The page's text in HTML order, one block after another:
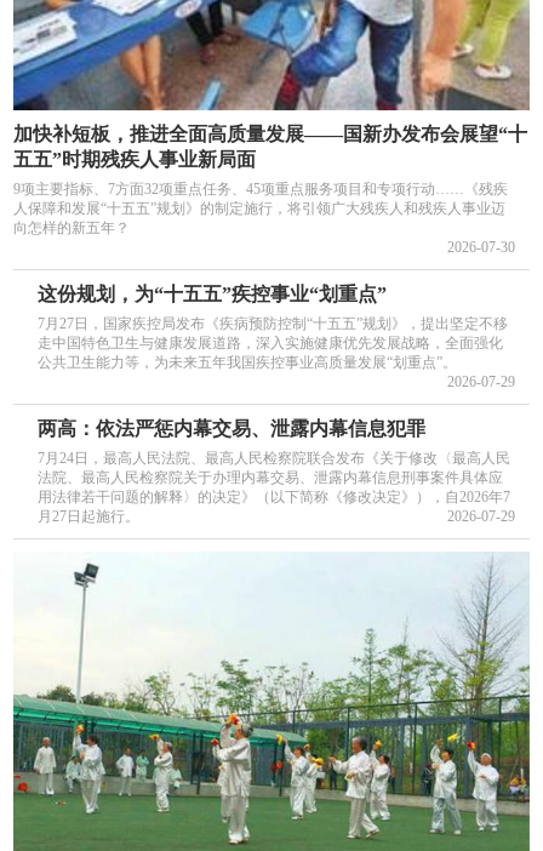
加快补短板，推进全面高质量发展——国新办发布会展望“十
五五”时期残疾人事业新局面
9项主要指标、7方面32项重点任务、45项重点服务项目和专项行动……《残疾
人保障和发展“十五五”规划》的制定施行，将引领广大残疾人和残疾人事业迈
向怎样的新五年？
2026-07-30
这份规划，为“十五五”疾控事业“划重点”
7月27日，国家疾控局发布《疾病预防控制“十五五”规划》，提出坚定不移
走中国特色卫生与健康发展道路，深入实施健康优先发展战略，全面强化
公共卫生能力等，为未来五年我国疾控事业高质量发展“划重点”。
2026-07-29
两高：依法严惩内幕交易、泄露内幕信息犯罪
7月24日，最高人民法院、最高人民检察院联合发布《关于修改〈最高人民
法院、最高人民检察院关于办理内幕交易、泄露内幕信息刑事案件具体应
用法律若干问题的解释〉的决定》（以下简称《修改决定》），自2026年7
月27日起施行。
2026-07-29